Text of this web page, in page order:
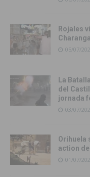
Rojales
05/07/
La
del
jornada
03/07/
Orihuela
action
01/07/